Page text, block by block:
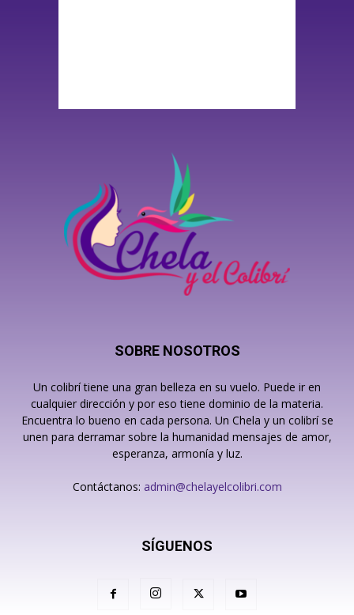
SOBRE NOSOTROS
Un colibrí tiene una gran belleza en su vuelo. Puede ir en
cualquier dirección y por eso tiene dominio de la materia.
Encuentra lo bueno en cada persona. Un Chela y un colibrí se
unen para derramar sobre la humanidad mensajes de amor,
esperanza, armonía y luz.
Contáctanos: admin@chelayelcolibri.com
SÍGUENOS